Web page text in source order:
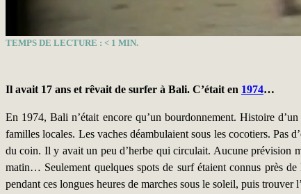
TEMPS DE LECTURE : < 1 MIN.
Il avait 17 ans et rêvait de surfer à Bali. C’était en 1974…
En 1974, Bali n’était encore qu’un bourdonnement. Histoire
familles locales. Les vaches déambulaient sous les cocotiers. Pas
du coin. Il y avait un peu d’herbe qui circulait. Aucune prévision
matin… Seulement quelques spots de surf étaient connus près
pendant ces longues heures de marches sous le soleil, puis